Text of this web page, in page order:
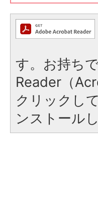
す。お持ち
Reader（
クリックし
ンストール